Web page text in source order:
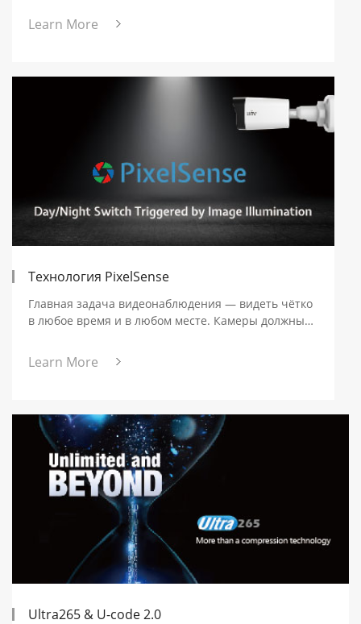
сохранения всей необходимой информации.
Современная тенденция в сфере
Learn More
Технология PixelSense
Главная задача видеонаблюдения — видеть чётко
в любое время и в любом месте. Камеры должны
цветное изображение в различных условиях
освещения. День и ночь — два ключевых
Learn More
Ultra265 & U-code 2.0